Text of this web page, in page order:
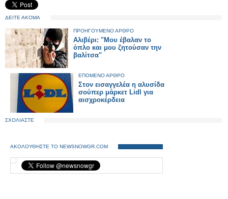
ΔΕΙΤΕ ΑΚΟΜΑ
ΠΡΟΗΓΟΥΜΕΝΟ ΑΡΘΡΟ
Αλιβέρι: "Μου έβαλαν το
όπλο και μου ζητούσαν την
βαλίτσα"
ΕΠΟΜΕΝΟ ΑΡΘΡΟ
Στον εισαγγελέα η αλυσίδα
σούπερ μάρκετ Lidl για
αισχροκέρδεια
ΣΧΟΛΙΑΣΤΕ
ΑΚΟΛΟΥΘΗΣΤΕ ΤΟ NEWSNOWGR.COM